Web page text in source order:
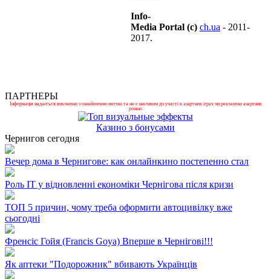
Info-
Media Portal (c) ch.ua - 2011-
2017.
ПАРТНЕРЫ
Інформація надається виключно з ознайомчою метою та не є закликом до участі в азартних іграх чи рекламою азартних
розваг.
Казино з бонусами
Чернигов сегодня
Вечер дома в Чернигове: как онлайнкино постепенно стал
Роль ІТ у відновленні економіки Чернігова після кризи
ТОП 5 причин, чому треба оформити автоцивілку вже
сьогодні
Френсіс Гойя (Francis Goya) Вперше в Чернігові!!!
Як аптеки "Подорожник" вбивають Українців